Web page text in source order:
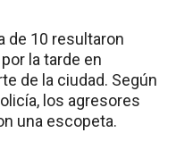
de 10 resultaron
la tarde en
de la ciudad. Según
los agresores
una escopeta.